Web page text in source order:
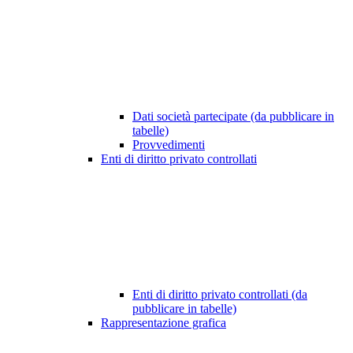
Dati società partecipate (da pubblicare in
tabelle)
Provvedimenti
Enti di diritto privato controllati
Enti di diritto privato controllati (da
pubblicare in tabelle)
Rappresentazione grafica